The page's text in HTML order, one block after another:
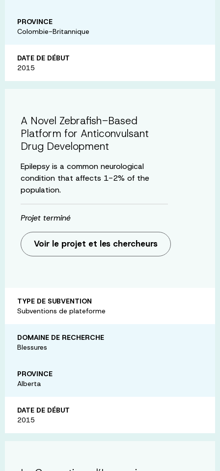
PROVINCE
Colombie-Britannique
DATE DE DÉBUT
2015
A Novel Zebrafish-Based
Platform for Anticonvulsant
Drug Development
Epilepsy is a common neurological
condition that affects 1-2% of the
population.
Projet terminé
Voir le projet et les chercheurs
TYPE DE SUBVENTION
Subventions de plateforme
DOMAINE DE RECHERCHE
Blessures
PROVINCE
Alberta
DATE DE DÉBUT
2015